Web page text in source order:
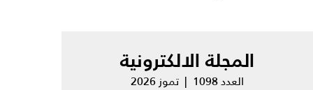
المجلة الالكترونية
العدد 1098 | تموز 2026